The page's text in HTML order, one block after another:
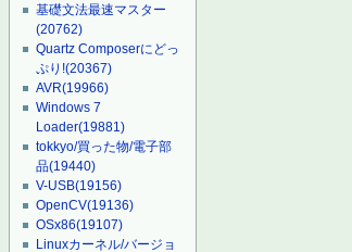
基礎文法最速マスター
(20762)
Quartz Composerにどっ
ぷり!(20367)
AVR(19966)
Windows 7
Loader(19881)
tokkyo/買った物/電子部
品(19440)
V-USB(19156)
OpenCV(19136)
OSx86(19107)
Linuxカーネル/バージョ